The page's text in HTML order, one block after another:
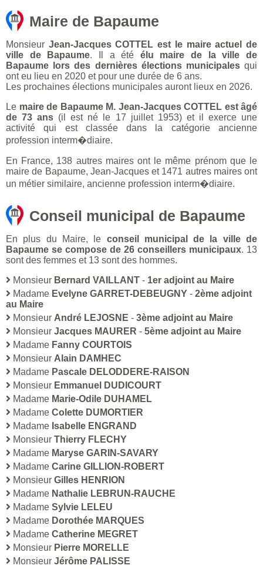
Maire de Bapaume
Monsieur Jean-Jacques COTTEL est le maire actuel de
ville de Bapaume. Il a été élu maire de la ville de
Bapaume lors des dernières élections municipalesqui
ont eu lieu en 2020 et pour une durée de 6 ans.
Les prochaines élections municipales auront lieux en 2026.
Le maire de Bapaume M. Jean-Jacques COTTEL est âgé
de 73 ans (il est né le 17 juillet 1953) et il exerce une
activité qui est classée dans la catégorie ancienne
profession interm�diaire.
En France, 138 autres maires ont le même prénom que le
maire de Bapaume, Jean-Jacques et 1471 autres maires ont
un métier similaire, ancienne profession interm�diaire.
Conseil municipal de Bapaume
En plus du Maire, le conseil municipal de la ville de
Bapaume se compose de 26 conseillers municipaux. 13
sont des femmes et 13 sont des hommes.
Monsieur Bernard VAILLANT - 1er adjoint au Maire
Madame Evelyne GARRET-DEBEUGNY - 2ème adjoint
au Maire
Monsieur André LEJOSNE - 3ème adjoint au Maire
Monsieur Jacques MAURER - 5ème adjoint au Maire
Madame Fanny COURTOIS
Monsieur Alain DAMHEC
Madame Pascale DELODDERE-RAISON
Monsieur Emmanuel DUDICOURT
Madame Marie-Odile DUHAMEL
Madame Colette DUMORTIER
Madame Isabelle ENGRAND
Monsieur Thierry FLECHY
Madame Maryse GARIN-SAVARY
Madame Carine GILLION-ROBERT
Monsieur Gilles HENRION
Madame Nathalie LEBRUN-RAUCHE
Madame Sylvie LELEU
Madame Dorothée MARQUES
Madame Catherine MEGRET
Monsieur Pierre MORELLE
Monsieur Jérôme PALISSE